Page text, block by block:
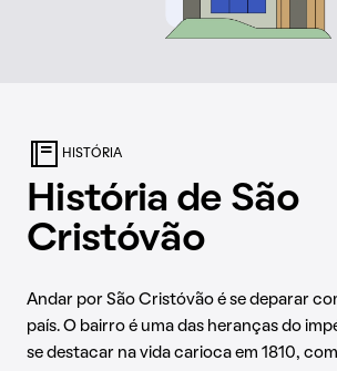
HISTÓRIA
História de São
Cristóvão
Andar por São Cristóvão é se deparar
país. O bairro é uma das heranças do
se destacar na vida carioca em 1810,